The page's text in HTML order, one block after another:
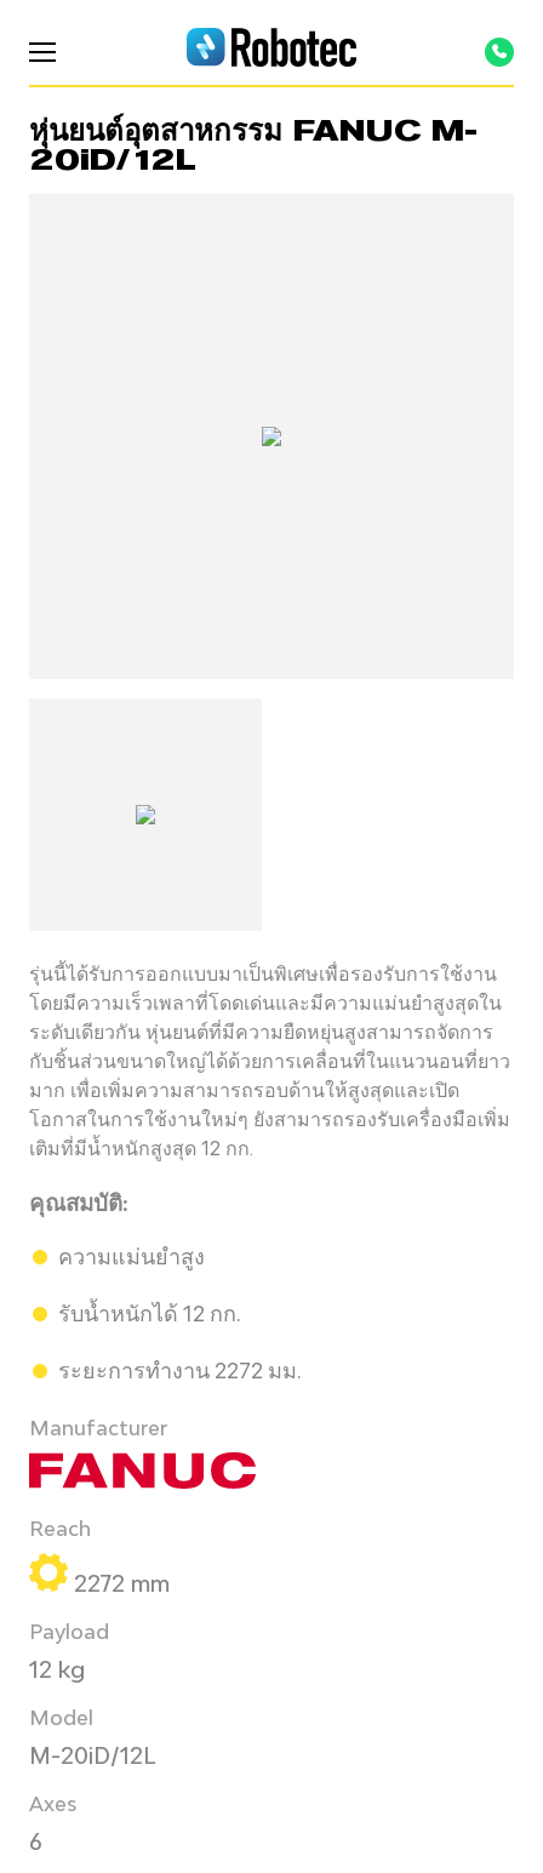
หุ่นยนต์อุตสาหกรรม FANUC M-
20iD/12L
รุ่นนี้ได้รับการออกแบบมาเป็นพิเศษเพื่อรองรับการใช้งาน
โดยมีความเร็วเพลาที่โดดเด่นและมีความแม่นยำสูงสุดใน
ระดับเดียวกัน หุ่นยนต์ที่มีความยืดหยุ่นสูงสามารถจัดการ
กับชิ้นส่วนขนาดใหญ่ได้ด้วยการเคลื่อนที่ในแนวนอนที่ยาว
มาก เพื่อเพิ่มความสามารถรอบด้านให้สูงสุดและเปิด
โอกาสในการใช้งานใหม่ๆ ยังสามารถรองรับเครื่องมือเพิ่ม
เติมที่มีน้ำหนักสูงสุด 12 กก.
คุณสมบัติ:
ความแม่นยำสูง
รับน้ำหนักได้ 12 กก.
ระยะการทำงาน 2272 มม.
Manufacturer
Reach
2272 mm
Payload
12 kg
Model
M-20iD/12L
Axes
6